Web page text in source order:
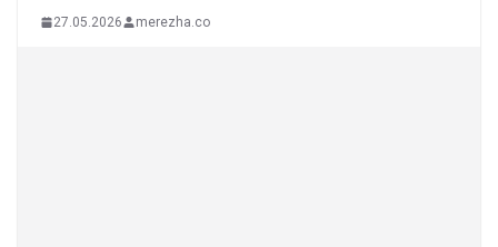
27.05.2026 merezha.co